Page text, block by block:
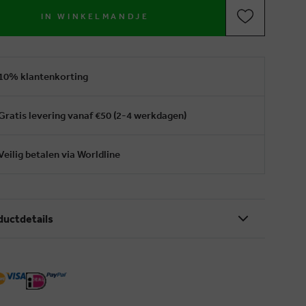
IN WINKELMANDJE
klantenkorting
levering vanaf €50 (2-4 werkdagen)
betalen via Worldline